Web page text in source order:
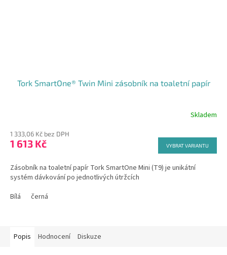
Tork SmartOne® Twin Mini zásobník na toaletní papír
Skladem
1 333,06 Kč bez DPH
1 613 Kč VYBRAT VARIANTU
Zásobník na toaletní papír Tork SmartOne Mini (T9) je unikátní
systém dávkování po jednotlivých útržcích
Bílá
černá
Popis Hodnocení Diskuze